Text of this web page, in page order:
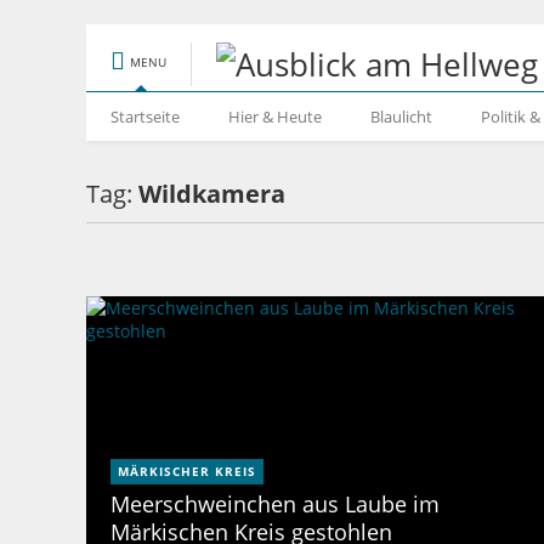
MENU
Startseite Hier & Heute Blaulicht Politik
Tag:Wildkamera
MÄRKISCHER KREIS
Meerschweinchen aus Laube im
Märkischen Kreis gestohlen